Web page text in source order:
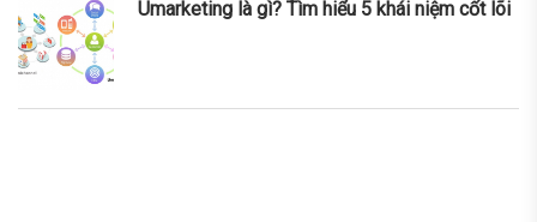
Umarketing là gì? Tìm hiểu 5 khái niệm cốt lõi